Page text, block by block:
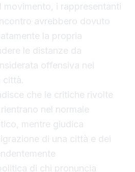
movimento, i rappresentanti
avrebbero dovuto
la propria
le distanze da
offensiva nei
città.
che le critiche rivolte
nel normale
mentre giudica
di una città e dei
di chi pronuncia